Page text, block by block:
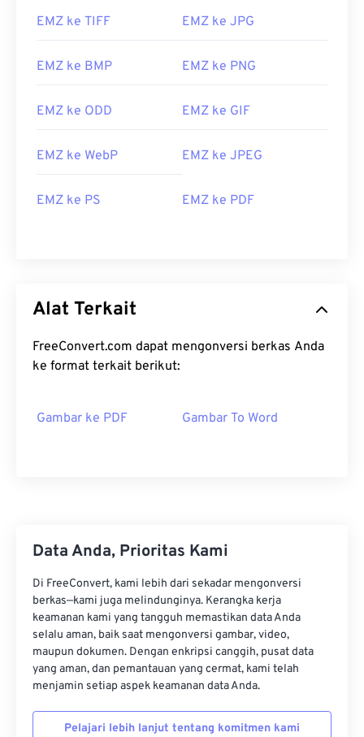
EMZ ke TIFF EMZ ke JPG
EMZ ke BMP EMZ ke PNG
EMZ ke ODD EMZ ke GIF
EMZ ke WebP EMZ ke JPEG
EMZ ke PS EMZ ke PDF
Alat Terkait
FreeConvert.com dapat mengonversi berkas Anda
ke format terkait berikut:
Gambar ke PDF Gambar To Word
Data Anda, Prioritas Kami
Di FreeConvert, kami lebih dari sekadar mengonversi
berkas—kami juga melindunginya. Kerangka kerja
keamanan kami yang tangguh memastikan data Anda
selalu aman, baik saat mengonversi gambar, video,
maupun dokumen. Dengan enkripsi canggih, pusat data
yang aman, dan pemantauan yang cermat, kami telah
menjamin setiap aspek keamanan data Anda.
Pelajari lebih lanjut tentang komitmen kami